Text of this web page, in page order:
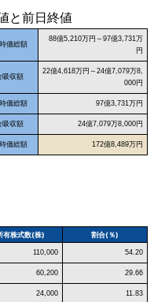
と前日終値
価総額
88億5,210万円～97億3,731万
円
吸収額
22億4,618万円～24億7,079万8,
000円
価総額 97億3,731万円
吸収額 24億7,079万8,000円
価総額 172億8,489万円
有株式数(株) 割合(％)
110,000 54.20
60,200 29.66
24,000 11.83